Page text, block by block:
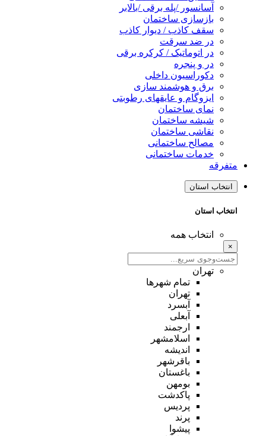
آسانسور /پله برقی /بالابر
بازسازی ساختمان
سقف کاذب / دیوار کاذب
در ضد سرقت
در اتوماتیک / کرکره برقی
در و پنجره
دکوراسیون داخلی
برق و هوشمند سازی
ایزوگام و عایقهای رطوبتی
نمای ساختمان
شیشه ساختمان
نقاشی ساختمان
مصالح ساختمانی
خدمات ساختمانی
متفرقه
انتخاب استان
انتخاب استان
انتخاب همه
×
تهران
تمام شهر‌ها
تهران
آبسرد
آبعلی
ارجمند
اسلامشهر
اندیشه
باقرشهر
باغستان
بومهن
پاکدشت
پردیس
پرند
پیشوا